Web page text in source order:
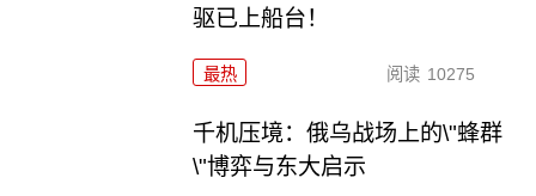
驱已上船台！
最热 阅读 10275
千机压境：俄乌战场上的\"蜂群
\"博弈与东大启示